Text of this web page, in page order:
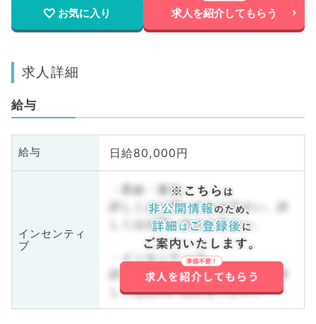
お気に入り 求人を紹介してもらう
求人詳細
給与
給与 日給80,000円
インセンティ
ブ
・昇給・賞与
詳しくはお問い合わせ下さい。詳
しくはお問い合わせ下さい。
・インセンティブ
詳しくはお問い合わせ下さい。詳
しくはお問い合わせ下さい。